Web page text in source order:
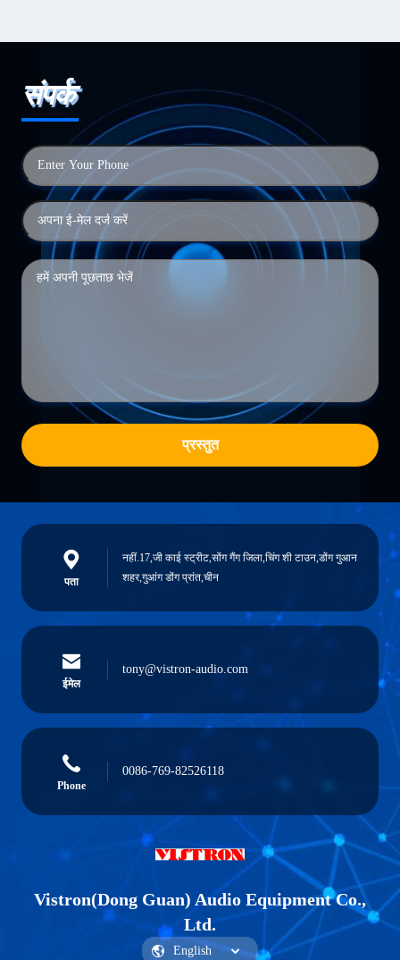
संपर्क
प्रस्तुत
पता
नहीं.17,जी काई स्ट्रीट,सोंग गैंग जिला,चिंग शी टाउन,डोंग गुआन
शहर,गुआंग डोंग प्रांत,चीन
ईमेल
tony@vistron-audio.com
Phone
0086-769-82526118
Vistron(Dong Guan) Audio Equipment Co.,
Ltd.